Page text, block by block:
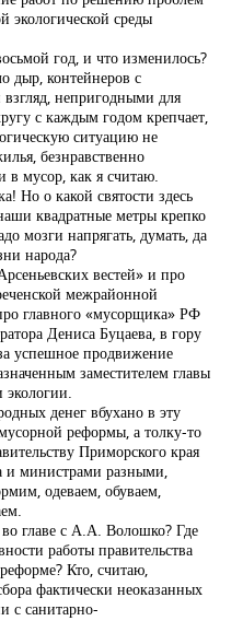
экологической среды
год, и что изменилось?
дыр, контейнеров с
непригодными для
с каждым годом крепчает,
ситуацию не
безнравственно
в мусор, как я считаю.
Но о какой святости здесь
квадратные метры крепко
мозги напрягать, думать, да
народа?
вестей» и про
межрайонной
главного «мусорщика» РФ
Дениса Буцаева, в гору
успешное продвижение
заместителем главы
денег вбухано в эту
реформы, а толку-то
Приморского края
и министрами разными,
одеваем, обуваем,
главе с А.А. Волошко? Где
работы правительства
Кто, считаю,
фактически неоказанных
с санитарно-